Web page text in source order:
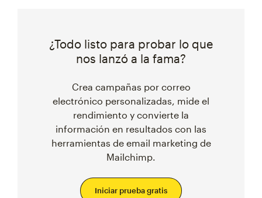
¿Todo listo para probar lo que
nos lanzó a la fama?
Crea campañas por correo
electrónico personalizadas, mide el
rendimiento y convierte la
información en resultados con las
herramientas de email marketing de
Mailchimp.
Iniciar prueba gratis